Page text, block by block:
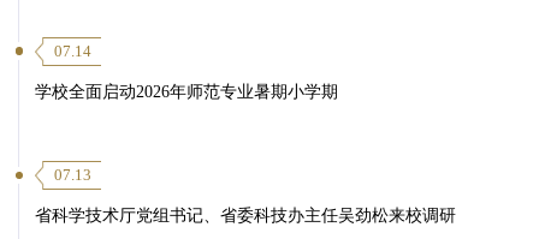
07.14
学校全面启动2026年师范专业暑期小学期
07.13
省科学技术厅党组书记、省委科技办主任吴劲松来校调研